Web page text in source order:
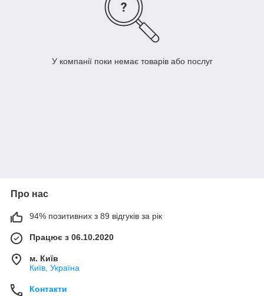
У компанії поки немає товарів або послуг
Про нас
94% позитивних з 89 відгуків за рік
Працює з 06.10.2020
м. Київ
Київ, Україна
Контакти